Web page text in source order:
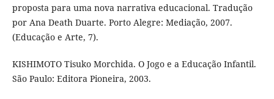
proposta para uma nova narrativa educacional. Tradução
por Ana Death Duarte. Porto Alegre: Mediação, 2007.
(Educação e Arte, 7).
KISHIMOTO Tisuko Morchida. O Jogo e a Educação Infantil.
São Paulo: Editora Pioneira, 2003.